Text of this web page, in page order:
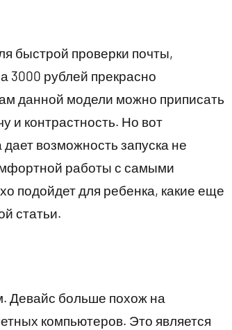
быстрой проверки почты,
3000 рублей прекрасно
данной модели можно приписать
и контрастность. Но вот
возможность запуска не
работы с самыми
подойдет для ребенка, какие еще
статьи.
Девайс больше похож на
компьютеров. Это является